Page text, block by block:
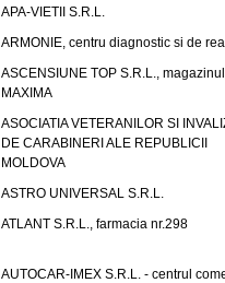
APA-VIETII S.R.L.
ARMONIE, centru diagnostic si de
ASCENSIUNE TOP S.R.L., magazinul
MAXIMA
ASOCIATIA VETERANILOR SI
DE CARABINERI ALE REPUBLICII
MOLDOVA
ASTRO UNIVERSAL S.R.L.
ATLANT S.R.L., farmacia nr.298
AUTOCAR-IMEX S.R.L. - centrul